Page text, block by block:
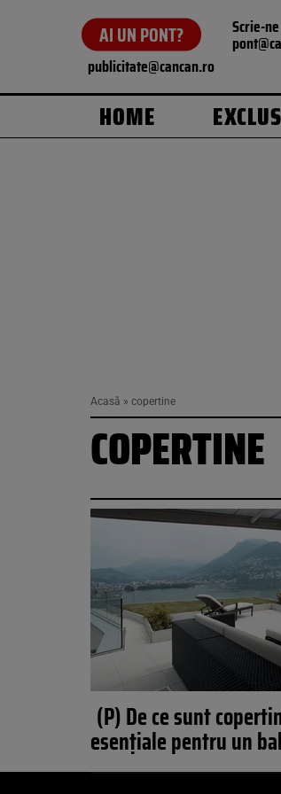
AI UN PONT? Scrie-
publicitate@cancan.ro
HOME
Acasă » copertine
COPERTINE
(P) De ce sunt
esențiale pentru un